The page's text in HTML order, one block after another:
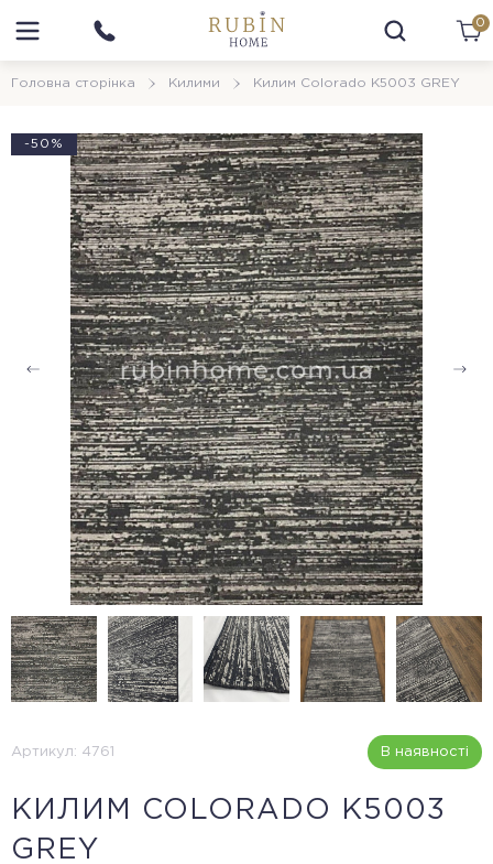
0
Головна сторінка Килими Килим Colorado K5003 GREY
-50%
Артикул: 4761 В наявності
КИЛИМ COLORADO K5003
GREY